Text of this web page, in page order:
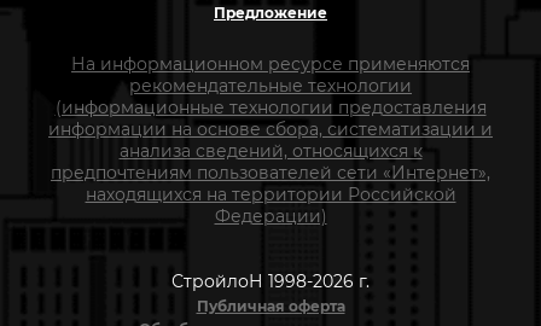
Предложение
На информационном ресурсе применяются
рекомендательные технологии
(информационные технологии предоставления
информации на основе сбора, систематизации и
анализа сведений, относящихся к
предпочтениям пользователей сети «Интернет»,
находящихся на территории Российской
Федерации)
СтройлоН 1998-2026 г.
Публичная оферта